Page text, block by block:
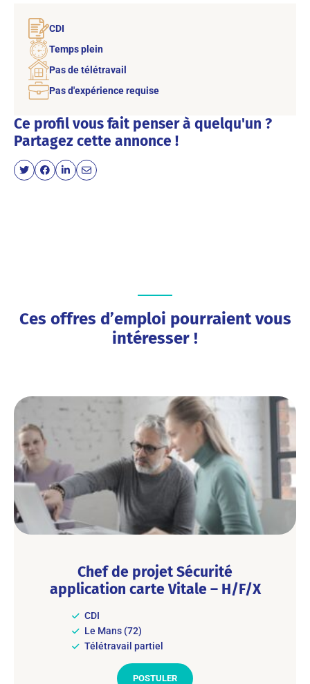
CDI
Temps plein
Pas de télétravail
Pas d'expérience requise
Ce profil vous fait penser à quelqu'un ?
Partagez cette annonce !
Ces offres d’emploi pourraient vous
intéresser !
Chef de projet Sécurité
application carte Vitale – H/F/X
CDI
Le Mans (72)
Télétravail partiel
POSTULER